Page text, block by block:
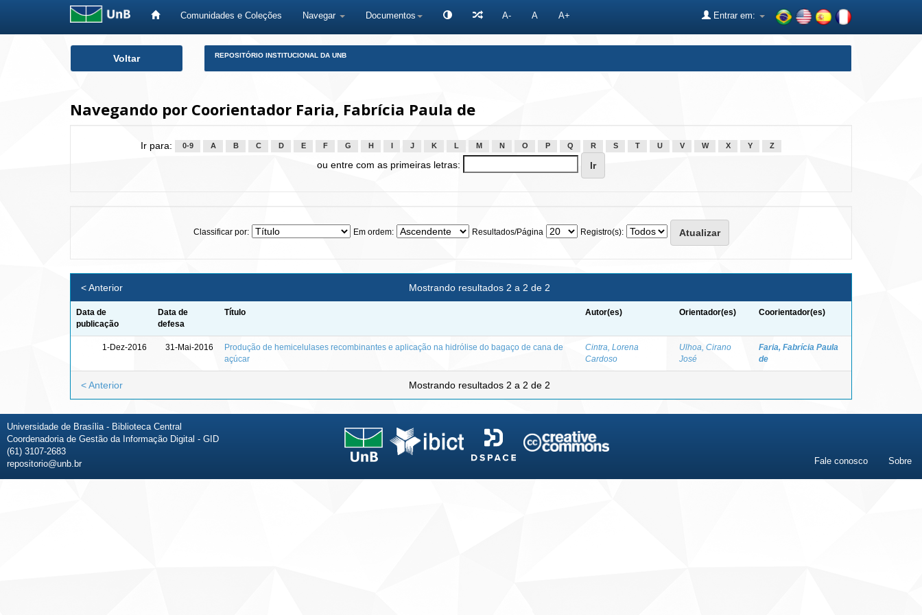
Comunidades e Coleções Navegar Documentos A- A A+ Entrar em:
Voltar REPOSITÓRIO INSTITUCIONAL DA UNB
Navegando por Coorientador Faria, Fabrícia Paula de
Ir para: 0-9 A B C D E F G H J K L M N O P Q R S T U V W X Y Z
ou entre com as primeiras letras:
Classificar por: Em ordem: Resultados/Página Registro(s):
Mostrando resultados 2 a 2 de 2
< Anterior
Data de
publicação
Data de
defesa
Título Autor(es) Orientador(es) Coorientador(es)
1-Dez-2016 31-Mai-2016
Produção de hemicelulases recombinantes e aplicação na hidrólise do bagaço de cana de
açúcar
Cintra, Lorena
Cardoso
Ulhoa, Cirano
José
Faria, Fabrícia Paula
de
Mostrando resultados 2 a 2 de 2
< Anterior
Universidade de Brasília - Biblioteca Central
Coordenadoria de Gestão da Informação Digital - GID
(61) 3107-2683
repositorio@unb.br
Fale conosco Sobre